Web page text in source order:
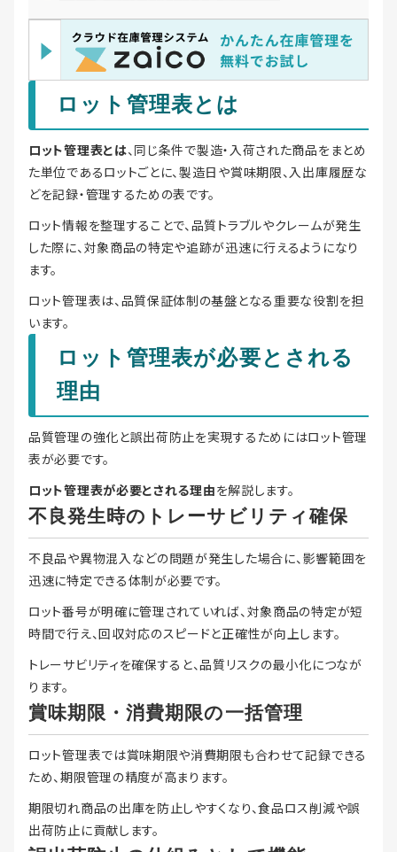
ロット管理表とは
ロット管理表とは、同じ条件で製造・入荷された商品をまとめ
た単位であるロットごとに、製造日や賞味期限、入出庫履歴な
どを記録・管理するための表です。
ロット情報を整理することで、品質トラブルやクレームが発生
した際に、対象商品の特定や追跡が迅速に行えるようになり
ます。
ロット管理表は、品質保証体制の基盤となる重要な役割を担
います。
ロット管理表が必要とされる
理由
品質管理の強化と誤出荷防止を実現するためにはロット管理
表が必要です。
ロット管理表が必要とされる理由を解説します。
不良発生時のトレーサビリティ確保
不良品や異物混入などの問題が発生した場合に、影響範囲を
迅速に特定できる体制が必要です。
ロット番号が明確に管理されていれば、対象商品の特定が短
時間で行え、回収対応のスピードと正確性が向上します。
トレーサビリティを確保すると、品質リスクの最小化につなが
ります。
賞味期限・消費期限の一括管理
ロット管理表では賞味期限や消費期限も合わせて記録できる
ため、期限管理の精度が高まります。
期限切れ商品の出庫を防止しやすくなり、食品ロス削減や誤
出荷防止に貢献します。